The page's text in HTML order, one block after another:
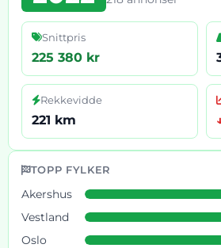
Snittpris
225 380 kr
Rekkevidde
221 km
TOPP FYLKER
Akershus
Vestland
Oslo